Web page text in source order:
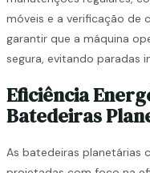
móveis e a verificação de
garantir que a máquina
segura, evitando paradas
Eficiência
Batedeiras
As batedeiras planetárias